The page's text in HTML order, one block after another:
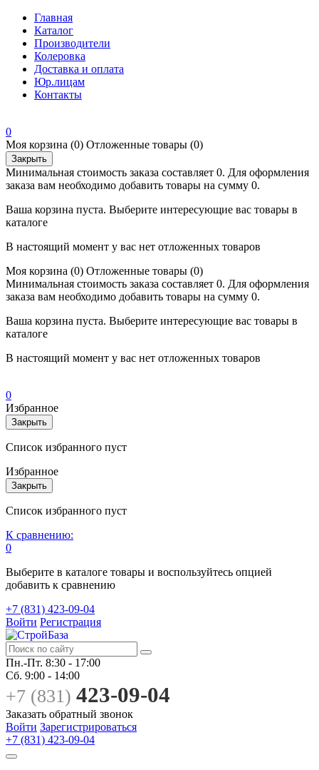
Главная
Каталог
Производители
Колеровка
Доставка и оплата
Юр.лицам
Контакты
0
Моя корзина (0) Отложенные товары (0)
Закрыть
Минимальная стоимость заказа составляет 0. Для оформления
заказа вам необходимо добавить товары на сумму 0.
Ваша корзина пуста. Выберите интересующие вас товары в
каталоге
В настоящий момент у вас нет отложенных товаров
Моя корзина (0) Отложенные товары (0)
Минимальная стоимость заказа составляет 0. Для оформления
заказа вам необходимо добавить товары на сумму 0.
Ваша корзина пуста. Выберите интересующие вас товары в
каталоге
В настоящий момент у вас нет отложенных товаров
0
Избранное
Закрыть
Список избранного пуст
Избранное
Закрыть
Список избранного пуст
К сравнению:
0
Выберите в каталоге товары и воспользуйтесь опцией
добавить к сравнению
+7 (831) 423-09-04
Войти Регистрация
Пн.-Пт. 8:30 - 17:00
Сб. 9:00 - 14:00
+7 (831) 423-09-04
Заказать обратный звонок
Войти Зарегистрироваться
+7 (831) 423-09-04